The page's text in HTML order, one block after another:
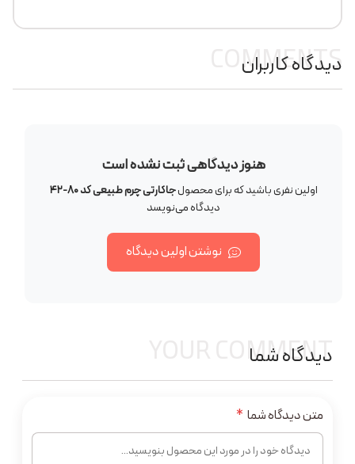
دیدگاه کاربران
COMMENTS
هنوز دیدگاهی ثبت نشده است
اولین نفری باشید که برای محصولجاکارتی چرم طبیعی کد 80-42
دیدگاه می‌نویسد
نوشتن اولین دیدگاه
دیدگاه شما
YOUR COMMENT
متن دیدگاه شما *